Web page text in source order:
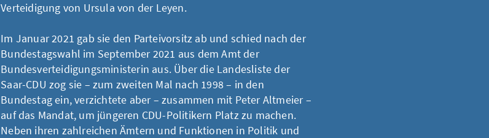
Verteidigung von Ursula von der Leyen.
Im Januar 2021 gab sie den Parteivorsitz ab und schied nach der
Bundestagswahl im September 2021 aus dem Amt der
Bundesverteidigungsministerin aus. Über die Landesliste der
Saar-CDU zog sie – zum zweiten Mal nach 1998 – in den
Bundestag ein, verzichtete aber – zusammen mit Peter Altmeier –
auf das Mandat, um jüngeren CDU-Politikern Platz zu machen.
Neben ihren zahlreichen Ämtern und Funktionen in Politik und